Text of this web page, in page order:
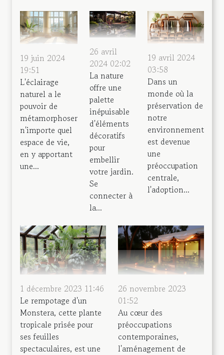
19 juin 2024
19:51
L'éclairage
naturel a le
pouvoir de
métamorphoser
n'importe quel
espace de vie,
en y apportant
une...
26 avril
2024 02:02
La nature
offre une
palette
inépuisable
d'éléments
décoratifs
pour
embellir
votre jardin.
Se
connecter à
la...
19 avril 2024
03:58
Dans un
monde où la
préservation de
notre
environnement
est devenue
une
préoccupation
centrale,
l'adoption...
1 décembre 2023 11:46
Le rempotage d'un
Monstera, cette plante
tropicale prisée pour
ses feuilles
spectaculaires, est une
26 novembre 2023
01:52
Au cœur des
préoccupations
contemporaines,
l'aménagement de